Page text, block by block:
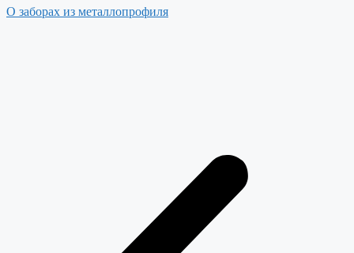
О заборах из металлопрофиля